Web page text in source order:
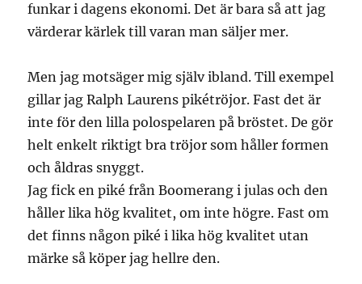
funkar i dagens ekonomi. Det är bara så att jag
värderar kärlek till varan man säljer mer.
Men jag motsäger mig själv ibland. Till exempel
gillar jag Ralph Laurens pikétröjor. Fast det är
inte för den lilla polospelaren på bröstet. De gör
helt enkelt riktigt bra tröjor som håller formen
och åldras snyggt.
Jag fick en piké från Boomerang i julas och den
håller lika hög kvalitet, om inte högre. Fast om
det finns någon piké i lika hög kvalitet utan
märke så köper jag hellre den.